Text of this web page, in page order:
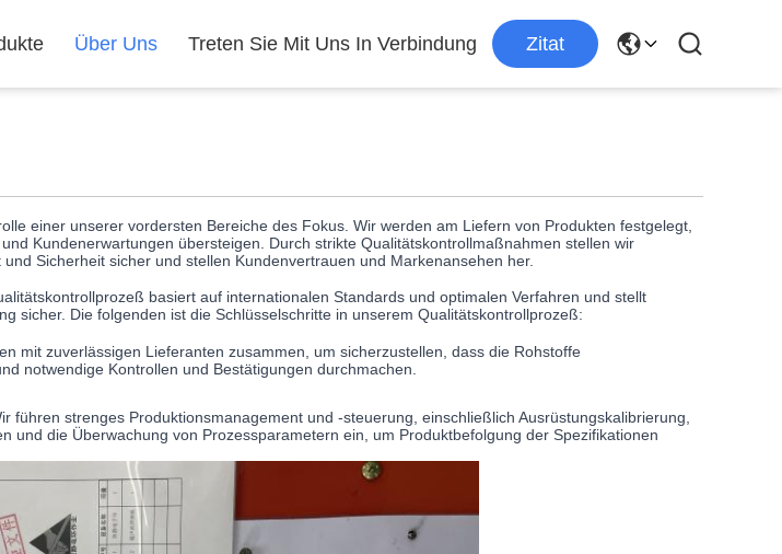
Über Uns Treten Sie Mit Uns In Verbindung Zitat
einer unserer vordersten Bereiche des Fokus. Wir werden am Liefern von Produkten festgelegt,
Kundenerwartungen übersteigen. Durch strikte Qualitätskontrollmaßnahmen stellen wir
Sicherheit sicher und stellen Kundenvertrauen und Markenansehen her.
basiert auf internationalen Standards und optimalen Verfahren und stellt
sicher. Die folgenden ist die Schlüsselschritte in unserem Qualitätskontrollprozeß:
mit zuverlässigen Lieferanten zusammen, um sicherzustellen, dass die Rohstoffe
notwendige Kontrollen und Bestätigungen durchmachen.
führen strenges Produktionsmanagement und -steuerung, einschließlich Ausrüstungskalibrierung,
und die Überwachung von Prozessparametern ein, um Produktbefolgung der Spezifikationen